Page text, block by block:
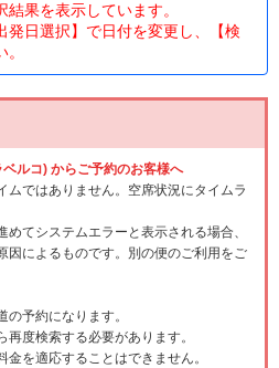
果を表示しています。
発日選択】で日付を変更し、【検
ルコ) からご予約のお客様へ
ムではありません。空席状況にタイムラ
てシステムエラーと表示される場合、
因によるものです。別の便のご利用をご
の予約になります。
度検索する必要があります。
を適応することはできません。